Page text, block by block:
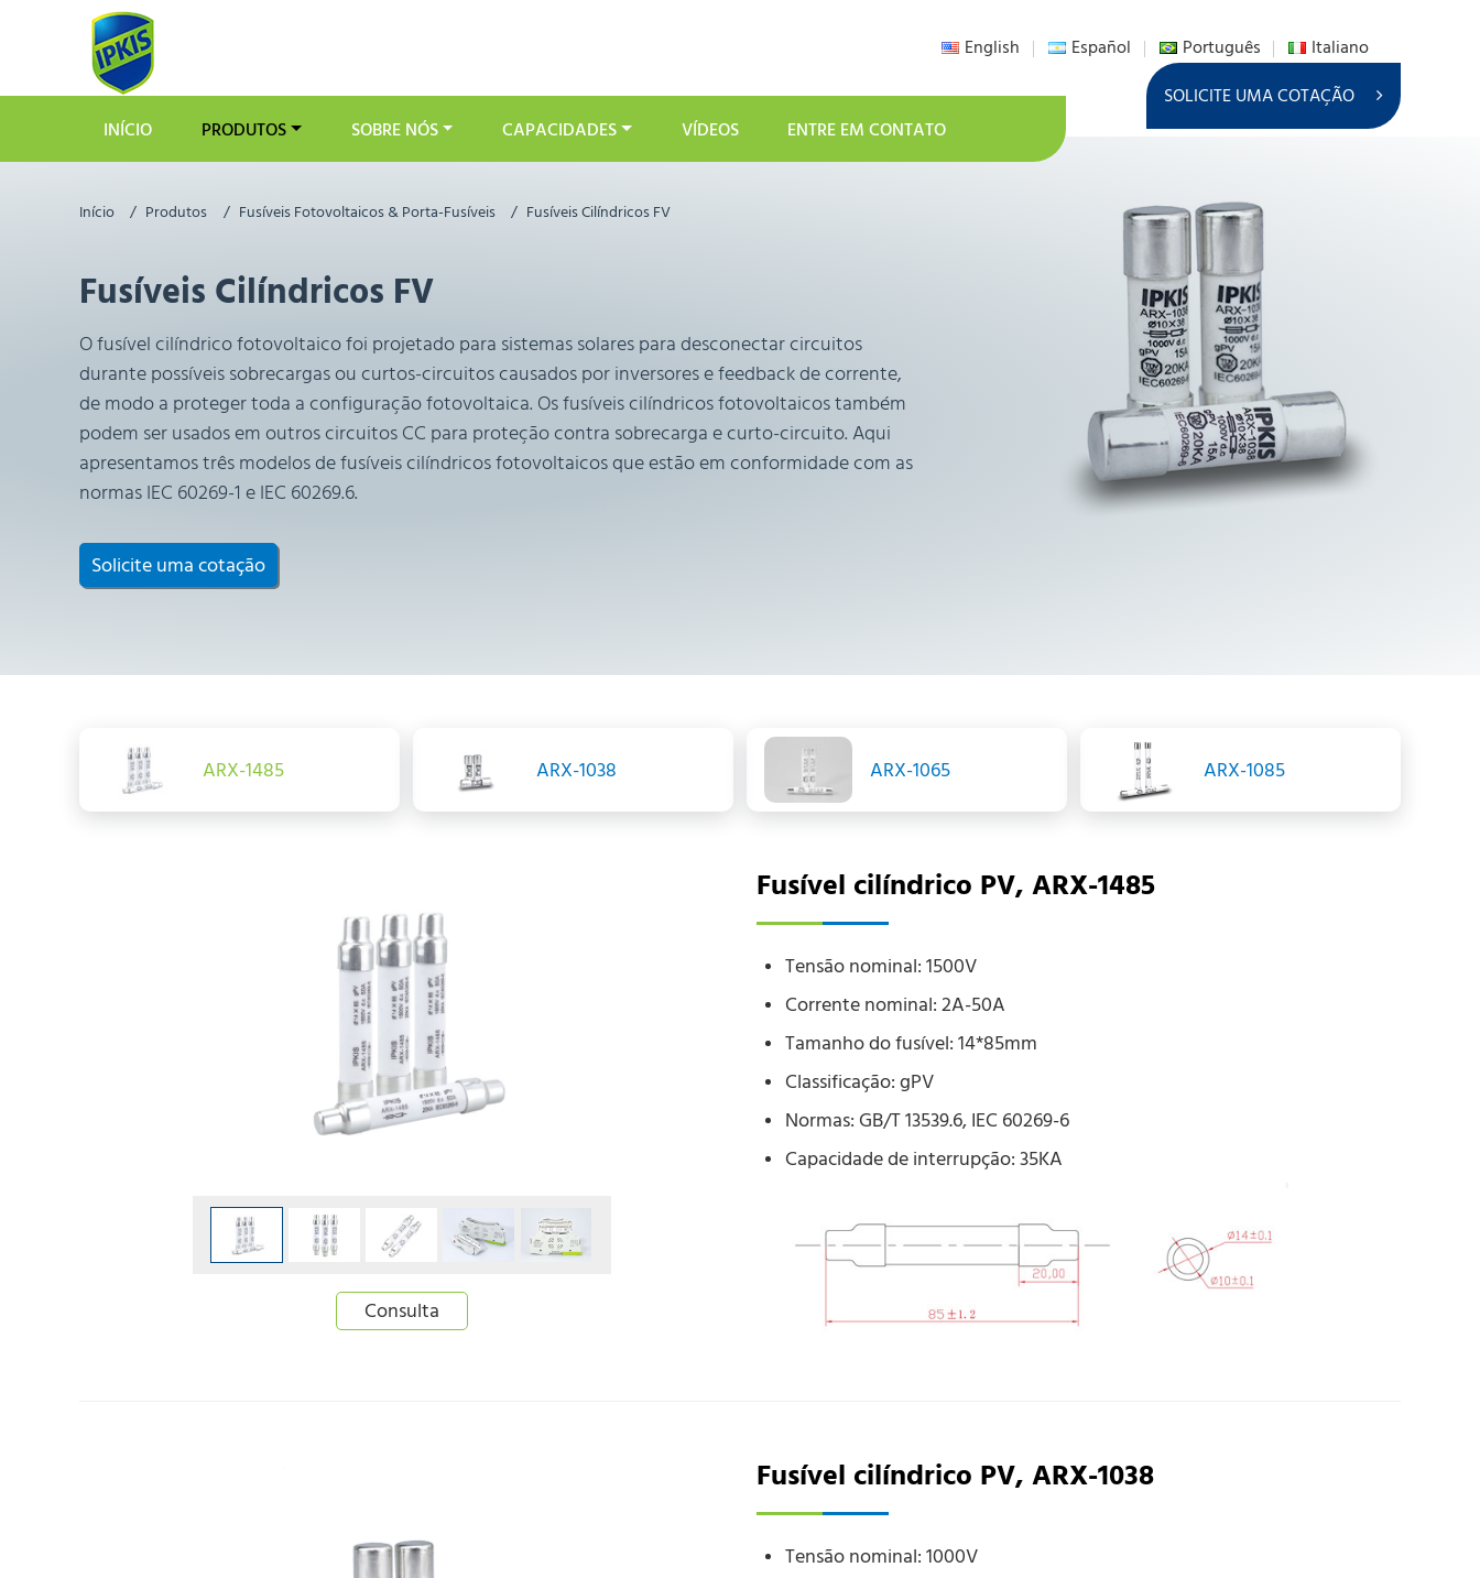
SOLICITE UMA COTAÇÃO
English Español Português Italiano
INÍCIO PRODUTOS SOBRE NÓS CAPACIDADES VÍDEOS ENTRE EM CONTATO
Início Produtos Fusíveis Fotovoltaicos & Porta-Fusíveis Fusíveis Cilíndricos FV
Fusíveis Cilíndricos FV
O fusível cilíndrico fotovoltaico foi projetado para sistemas solares para desconectar circuitos
durante possíveis sobrecargas ou curtos-circuitos causados por inversores e feedback de corrente,
de modo a proteger toda a configuração fotovoltaica. Os fusíveis cilíndricos fotovoltaicos também
podem ser usados em outros circuitos CC para proteção contra sobrecarga e curto-circuito. Aqui
apresentamos três modelos de fusíveis cilíndricos fotovoltaicos que estão em conformidade com as
normas IEC 60269-1 e IEC 60269.6.
Solicite uma cotação
ARX-1485 ARX-1038 ARX-1065 ARX-1085
Consulta
Fusível cilíndrico PV, ARX-1485
Tensão nominal: 1500V
Corrente nominal: 2A-50A
Tamanho do fusível: 14*85mm
Classificação: gPV
Normas: GB/T 13539.6, IEC 60269-6
Capacidade de interrupção: 35KA
Fusível cilíndrico PV, ARX-1038
Tensão nominal: 1000V